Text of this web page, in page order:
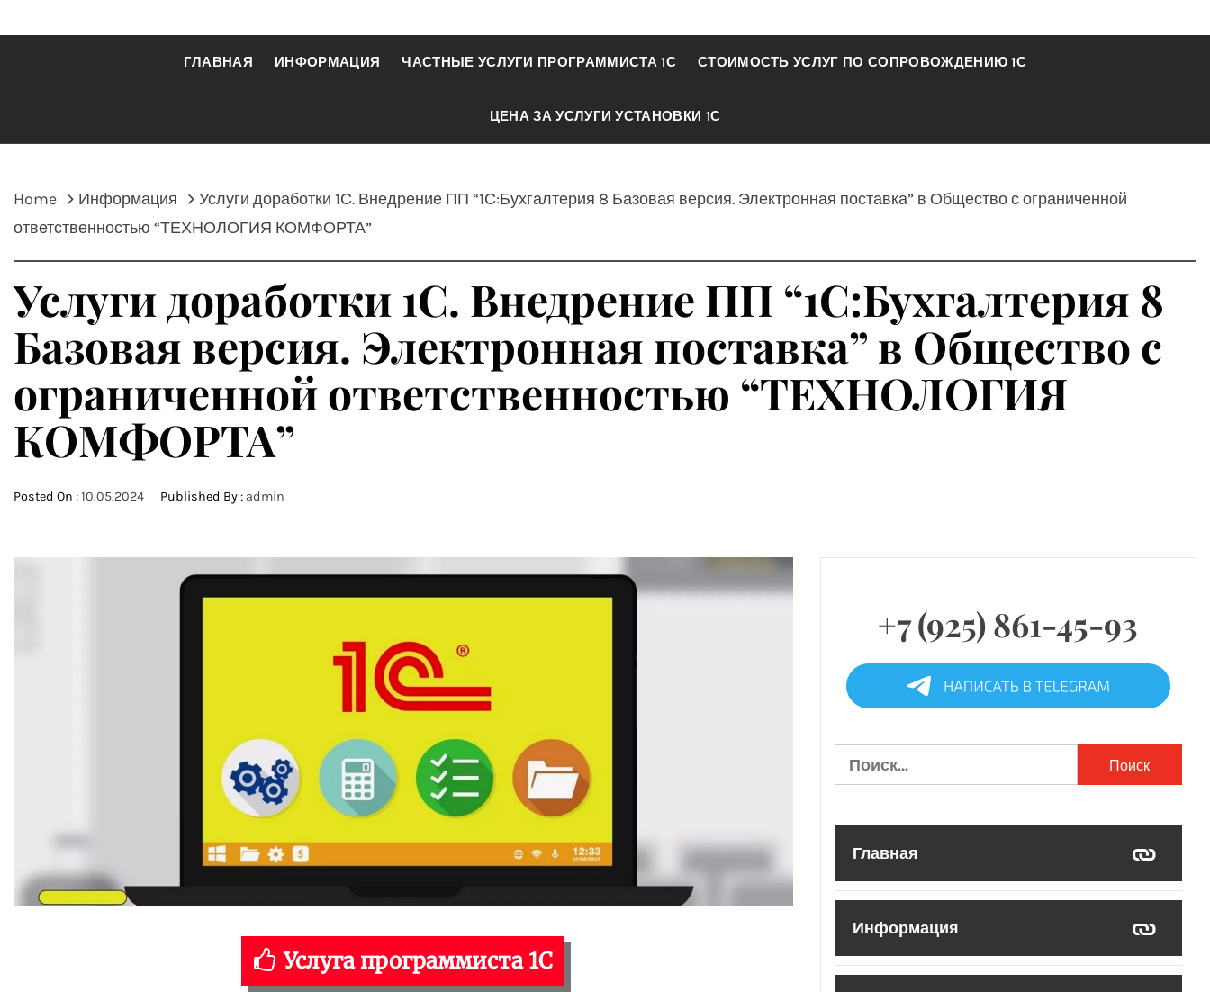
ГЛАВНАЯ ИНФОРМАЦИЯ ЧАСТНЫЕ УСЛУГИ ПРОГРАММИСТА 1С СТОИМОСТЬ УСЛУГ ПО СОПРОВОЖДЕНИЮ 1С
ЦЕНА ЗА УСЛУГИ УСТАНОВКИ 1С
Home Информация
Услуги доработки 1С. Внедрение ПП “1С:Бухгалтерия 8 Базовая версия. Электронная поставка” в Общество с ограниченной
ответственностью “ТЕХНОЛОГИЯ КОМФОРТА”
Услуги доработки 1С. Внедрение ПП “1С:Бухгалтерия 8
Базовая версия. Электронная поставка” в Общество с
ограниченной ответственностью “ТЕХНОЛОГИЯ
КОМФОРТА”
Posted On :10.05.2024 Published By : admin
Услуга программиста 1С
+7 (925) 861-45-93
Найти:
Главная
Информация